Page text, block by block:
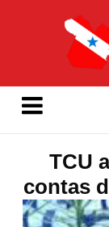
TCU
contas